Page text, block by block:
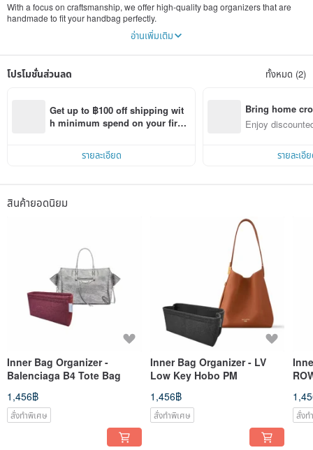
With a focus on craftsmanship, we offer high-quality bag organizers that are
handmade to fit your handbag perfectly.
We also use the finest felt imported from Seoul which is a human-friendly
which may produces various harmful substances and remains on the fabric.
unique and safe essentials to protect your handbags.
The high-quality felt has a soft hand feeling soft and light weighted but at the
อ่านเพิ่มเติม
โปรโมชั่นส่วนลด ทั้งหมด (2)
Get up to ฿100 off shipping wit
h minimum spend on your first
รายละเอียด
Bring home
n with ease
Enjoy
รายละเอี
สินค้ายอดนิยม
Inner Bag Organizer -
Balenciaga B4 Tote Bag
1,456฿
สั่งทำพิเศษ
Inner Bag Organizer - LV
Low Key Hobo PM
1,456฿
สั่งทำพิเศษ สั่งท